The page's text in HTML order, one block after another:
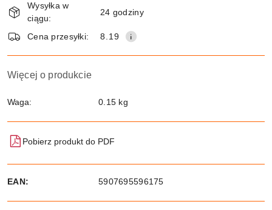
i
dostawa
Wysyłka w
ciągu:
24 godziny
Cena przesyłki: 8.19
Więcej o produkcie
Waga: 0.15 kg
Pobierz produkt do PDF
EAN: 5907695596175